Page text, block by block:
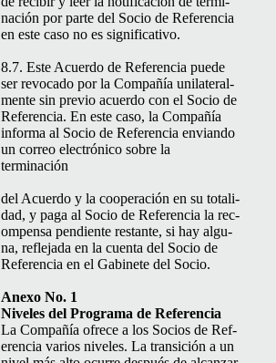
nación por parte del Socio de Ref­er­en­cia
en este caso no es significativo.
8.7. Este Acuer­do de Ref­er­en­cia puede
ser revo­ca­do por la Com­pañía uni­lat­eral­
mente sin pre­vio acuer­do con el Socio de
Ref­er­en­cia. En este caso, la Com­pañía
infor­ma al Socio de Ref­er­en­cia envian­do
un correo elec­tróni­co sobre la
terminación
del Acuer­do y la coop­eración en su total­i­
dad, y paga al Socio de Ref­er­en­cia la rec­
om­pen­sa pen­di­ente restante, si hay algu­
na, refle­ja­da en la cuen­ta del Socio de
Ref­er­en­cia en el Gabi­nete del Socio.
Anexo No. 1
Nive­les del Pro­gra­ma de Referencia
La Com­pañía ofrece a los Socios de Ref­
er­en­cia var­ios nive­les. La tran­si­ción a un